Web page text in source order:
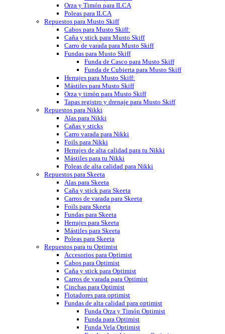
Orza y Timón para ILCA
Poleas para ILCA
Repuestos para Musto Skiff
Cabos para Musto Skiff:
Caña y stick para Musto Skiff
Carro de varada para Musto Skiff
Fundas para Musto Skiff
Funda de Casco para Musto Skiff
Funda de Cubierta para Musto Skiff
Herrajes para Musto Skiff:
Mástiles para Musto Skiff
Orza y timón para Musto Skiff
Tapas registro y drenaje para Musto Skiff
Repuestos para Nikki
Alas para Nikki
Cañas y sticks
Carro varada para Nikki
Foils para Nikki
Herrajes de alta calidad para tu Nikki
Mástiles para tu Nikki
Poleas de alta calidad para Nikki
Repuestos para Skeeta
Alas para Skeeta
Caña y stick para Skeeta
Carros de varada para Skeeta
Foils para Skeeta
Fundas para Skeeta
Herrajes para Skeeta
Mástiles para Skeeta
Poleas para Skeeta
Repuestos para tu Optimist
Accesorios para Optimist
Cabos para Optimist
Caña y stick para Optimist
Carros de varada para Optimist
Cinchas para Optimist
Flotadores para optimist
Fundas de alta calidad para optimist
Funda Orza y Timón Optimist
Funda para Optimist
Funda Vela Optimist